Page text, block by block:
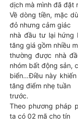
dịch mà mình đã đặt
Về dòng tiền, mặc
đỏ nhưng cảm giác
nhà đầu tư lại hứng
tăng giá gồm nhiều
thường được nhà
nhóm bất động sản,
biển…Điều này
tăng điểm nhẹ tuần
trước.
Theo phương pháp
ta có 02 mã cho tín